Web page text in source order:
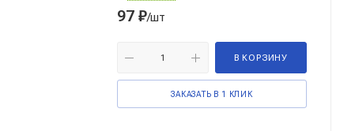
97 ₽/шт
В КОРЗИНУ
ЗАКАЗАТЬ В 1 КЛИК